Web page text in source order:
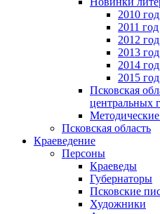
2010 год
2011 год
2012 год
2013 год
2014 год
2015 год
Псковская
центральных
Псковская область
Краеведение
Персоны
Краеведы
Губернаторы
Псковские
Художники